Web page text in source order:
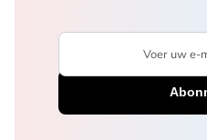
Voer uw e-mailadres in